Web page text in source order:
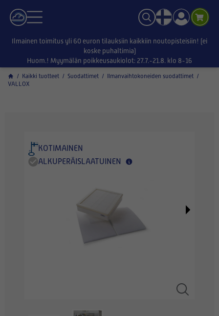
Ilmainen toimitus yli 60 euron tilauksiin kaikkiin noutopisteisiin! (ei
koske puhaltimia)
Huom.! Myymälän poikkeusaukiolot: 27.7.-21.8. klo 8-16
/ Kaikki tuotteet / Suodattimet / Ilmanvaihtokoneiden suodattimet /
VALLOX
KOTIMAINEN
ALKUPERÄISLAATUINEN